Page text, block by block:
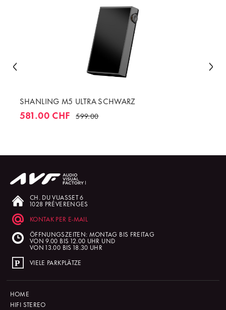
SHANLING M5 ULTRA SCHWARZ
581.00 CHF 599.00
CH. DU VUASSET 6
1028 PRÉVERENGES
KONTAK PER E-MAIL
ÖFFNUNGSZEITEN: MONTAG BIS FREITAG
VON 9.00 BIS 12.00 UHR UND
VON 13.00 BIS 18.30 UHR
VIELE PARKPLÄTZE
HOME
HIFI STEREO